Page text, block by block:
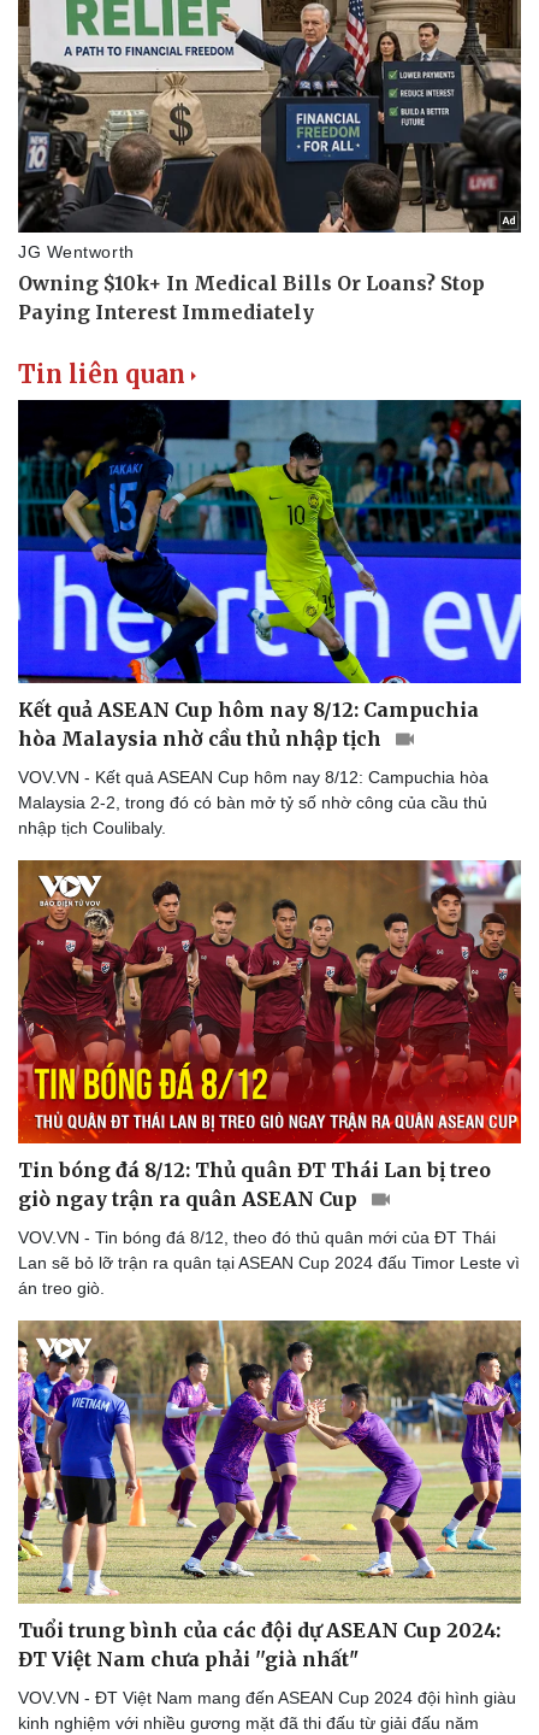
Thể thao
Bóng đá
Lịch thi đấu bóng đá
eSports
Hậu trường
Ô tô - Xe máy
Ô tô
Xe máy
Tin liên quan
Kết quả ASEAN Cup hôm nay 8/12: Campuchia
hòa Malaysia nhờ cầu thủ nhập tịch
VOV.VN - Kết quả ASEAN Cup hôm nay 8/12: Campuchia hòa
Malaysia 2-2, trong đó có bàn mở tỷ số nhờ công của cầu thủ
nhập tịch Coulibaly.
Tin bóng đá 8/12: Thủ quân ĐT Thái Lan bị treo
giò ngay trận ra quân ASEAN Cup
VOV.VN - Tin bóng đá 8/12, theo đó thủ quân mới của ĐT Thái
Lan sẽ bỏ lỡ trận ra quân tại ASEAN Cup 2024 đấu Timor Leste vì
án treo giò.
Tuổi trung bình của các đội dự ASEAN Cup 2024:
ĐT Việt Nam chưa phải ''già nhất"
VOV.VN - ĐT Việt Nam mang đến ASEAN Cup 2024 đội hình giàu
kinh nghiệm với nhiều gương mặt đã thi đấu từ giải đấu năm